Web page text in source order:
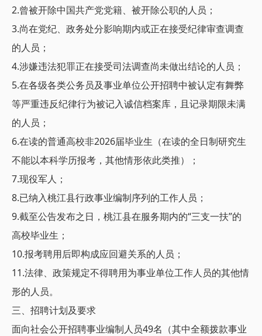
2.曾被开除中国共产党党籍、被开除公职的人员；
3.尚在党纪、政务处分影响期内或正在接受纪律审查调查
的人员；
4.涉嫌违法犯罪正在接受司法调查尚未做出结论的人员；
5.在各级各类公务员及事业单位公开招聘中被认定有舞弊
等严重违反纪律行为被记入诚信档案库，且记录期限未满
的人员；
6.在读的普通高校非2026届毕业生（在读的全日制研究生
不能以本科学历报考，其他情形依此类推）；
7.现役军人；
8.已纳入桃江县行政事业编制序列的工作人员；
9.截至公告发布之日，桃江县在服务期内的“三支一扶”的
高校毕业生；
10.报考聘用后即构成应回避关系的人员；
11.法律、政策规定不得聘用为事业单位工作人员的其他情
形的人员。
三、招聘计划及要求
面向社会公开招聘事业编制人员49名（其中全额拨款事业